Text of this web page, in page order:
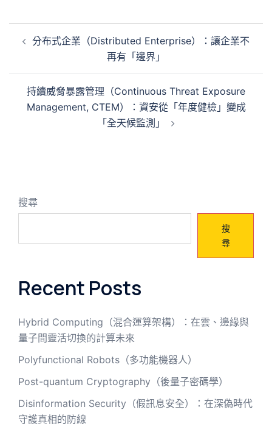
文
章
分布式企業（Distributed Enterprise）：讓企業不
再有「邊界」
持續威脅暴露管理（Continuous Threat Exposure
Management, CTEM）：資安從「年度健檢」變成
「全天候監測」
搜尋
搜
尋
Recent Posts
Hybrid Computing（混合運算架構）：在雲、邊緣與
量子間靈活切換的計算未來
Polyfunctional Robots（多功能機器人）
Post-quantum Cryptography（後量子密碼學）
Disinformation Security（假訊息安全）：在深偽時代
守護真相的防線